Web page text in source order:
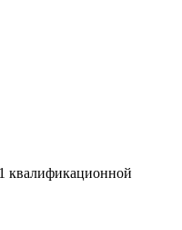
квалификационной